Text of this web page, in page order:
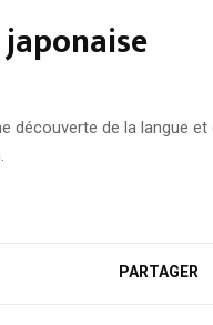
découverte de la langue
PARTAGER